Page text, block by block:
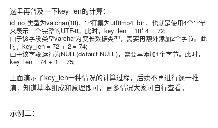
这里再普及一下key_len的计算：
id_no 类型为varchar(18)，字符集为utf8mb4_bin，也就是使用4个字节
来表示一个完整的UTF-8。此时，key_len = 18* 4 = 72;
由于该字段类型varchar为变长数据类型，需要再额外添加2个字节。此
时，key_len = 72 + 2 = 74;
由于该字段运行为NULL(default NULL)，需要再添加1个字节。此时，
key_len = 74 + 1 = 75;
上面演示了key_len一种情况的计算过程，后续不再进行逐一推
演，知道基本组成和原理即可，更多情况大家可自行查看。
示例二：